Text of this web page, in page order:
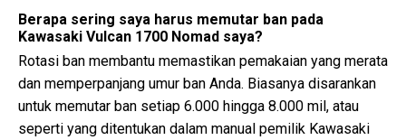
Berapa sering saya harus memutar ban pada
Kawasaki Vulcan 1700 Nomad saya?
Rotasi ban membantu memastikan pemakaian yang merata
dan memperpanjang umur ban Anda. Biasanya disarankan
untuk memutar ban setiap 6.000 hingga 8.000 mil, atau
seperti yang ditentukan dalam manual pemilik Kawasaki